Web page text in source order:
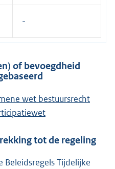
of bevoegdheid
wet bestuursrecht
tot de regeling
Beleidsregels Tijdelijke